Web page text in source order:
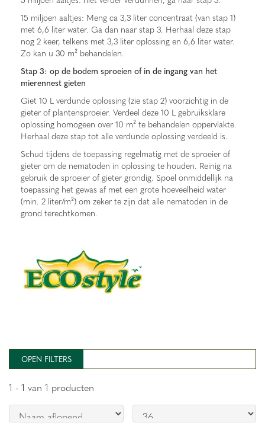
15 miljoen aaltjes: Meng ca 3,3 liter concentraat (van stap 1)
met 6,6 liter water. Ga dan naar stap 3. Herhaal deze stap
nog 2 keer, telkens met 3,3 liter oplossing en 6,6 liter water.
Zo kan u 30 m² behandelen.
Stap 3: op de bodem sproeien of in de ingang van het
mierennest gieten
Giet 10 L verdunde oplossing (zie stap 2) voorzichtig in de
gieter of plantensproeier. Verdeel deze 10 L gebruiksklare
oplossing homogeen over 10 m² te behandelen oppervlakte.
Herhaal deze stap tot alle verdunde oplossing verdeeld is.
Schud tijdens de toepassing regelmatig met de sproeier of
gieter om de nematoden in oplossing te houden. Reinig na
gebruik de sproeier of gieter grondig. Spoel onmiddellijk na
toepassing het gewas af met een grote hoeveelheid water
(min. 2 liter/m²) om zeker te zijn dat alle nematoden in de
grond terechtkomen.
OPEN FILTERS
1 - 1 van 1 producten